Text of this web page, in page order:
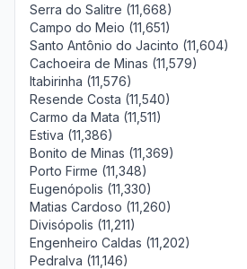
Serra do Salitre (11,668)
Campo do Meio (11,651)
Santo Antônio do Jacinto (11,604)
Cachoeira de Minas (11,579)
Itabirinha (11,576)
Resende Costa (11,540)
Carmo da Mata (11,511)
Estiva (11,386)
Bonito de Minas (11,369)
Porto Firme (11,348)
Eugenópolis (11,330)
Matias Cardoso (11,260)
Divisópolis (11,211)
Engenheiro Caldas (11,202)
Pedralva (11,146)